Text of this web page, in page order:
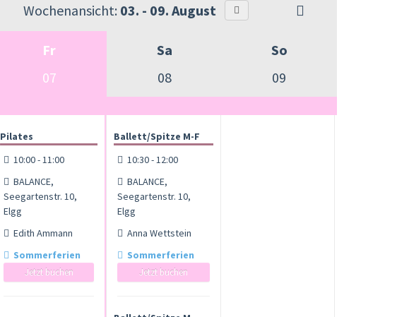
Wochenansicht: 03. - 09. August
Fr
07
Sa
08
So
09
Pilates
10:00 - 11:00
BALANCE,
Seegartenstr. 10,
Elgg
Edith Ammann
Sommerferien
Jetzt buchen
Ballett/Spitze M-F
10:30 - 12:00
BALANCE,
Seegartenstr. 10,
Elgg
Anna Wettstein
Sommerferien
Jetzt buchen